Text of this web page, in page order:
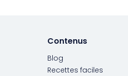
Contenus
Blog
Recettes faciles